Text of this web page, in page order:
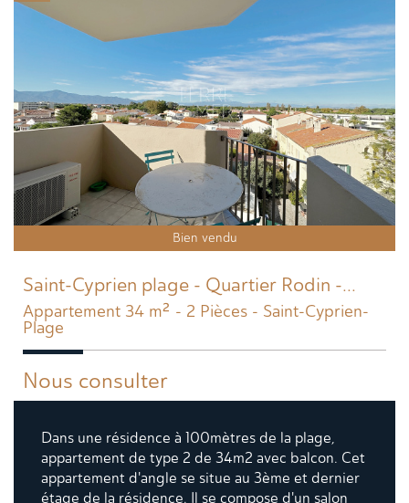
Bien vendu
Saint-Cyprien plage - Quartier Rodin -...
Appartement 34 m² - 2 Pièces - Saint-Cyprien-
Plage
Nous consulter
Dans une résidence à 100mètres de la plage,
appartement de type 2 de 34m2 avec balcon. Cet
appartement d'angle se situe au 3ème et dernier
étage de la résidence. Il se compose d'un salon